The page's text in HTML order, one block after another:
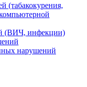
(табакокурения,
(ВИЧ, инфекции)
нарушений